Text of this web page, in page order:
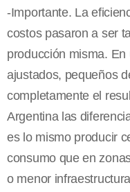
-Importante. La
costos pasaron a ser
producción misma.
ajustados, pequeños
completamente el
Argentina las
es lo mismo producir
consumo que en
o menor